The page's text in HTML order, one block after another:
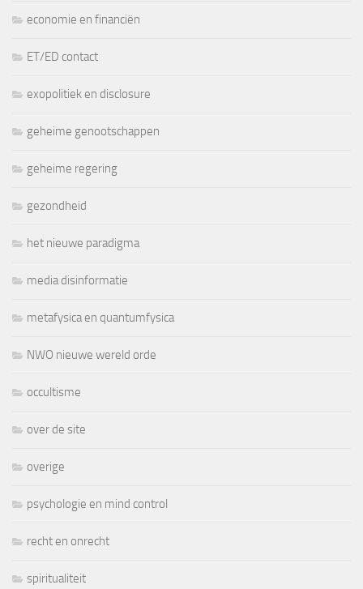
economie en financiën
ET/ED contact
exopolitiek en disclosure
geheime genootschappen
geheime regering
gezondheid
het nieuwe paradigma
media disinformatie
metafysica en quantumfysica
NWO nieuwe wereld orde
occultisme
over de site
overige
psychologie en mind control
recht en onrecht
spiritualiteit